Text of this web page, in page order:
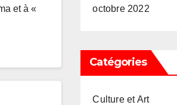
et à «
octobre 2022
Catégories
Culture et Art